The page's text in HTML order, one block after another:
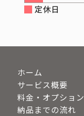
定休日
ホーム
サービス概要
料金・オプション
納品までの流れ